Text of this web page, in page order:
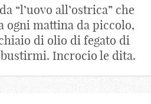
“l’uovo all’ostrica” che
ogni mattina da piccolo,
di olio di fegato di
Incrocio le dita.